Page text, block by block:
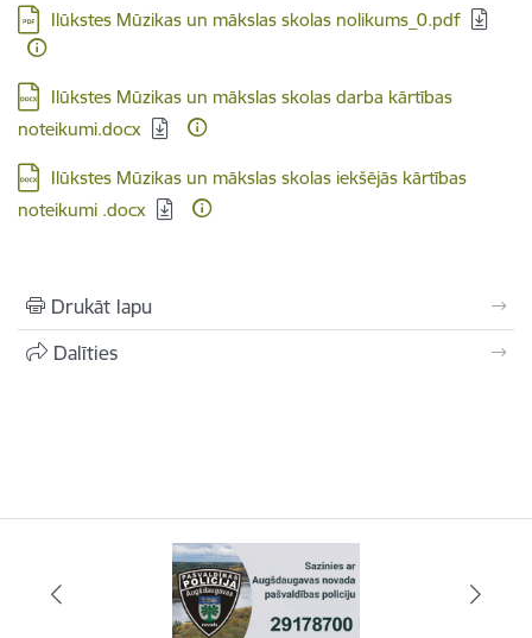
Lejupielādēt:
Ilūkstes Mūzikas un mākslas skolas nolikums_0.pdf
Lejupielādēt:
Ilūkstes Mūzikas un mākslas skolas darba kārtības
noteikumi.docx
Lejupielādēt:
Ilūkstes Mūzikas un mākslas skolas iekšējās kārtības
noteikumi .docx
Drukāt lapu
Dalīties